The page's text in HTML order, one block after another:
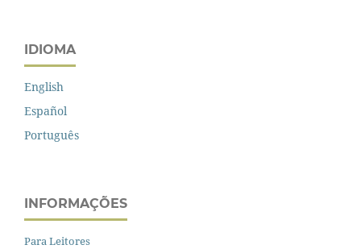
IDIOMA
English
Español
Português
INFORMAÇÕES
Para Leitores